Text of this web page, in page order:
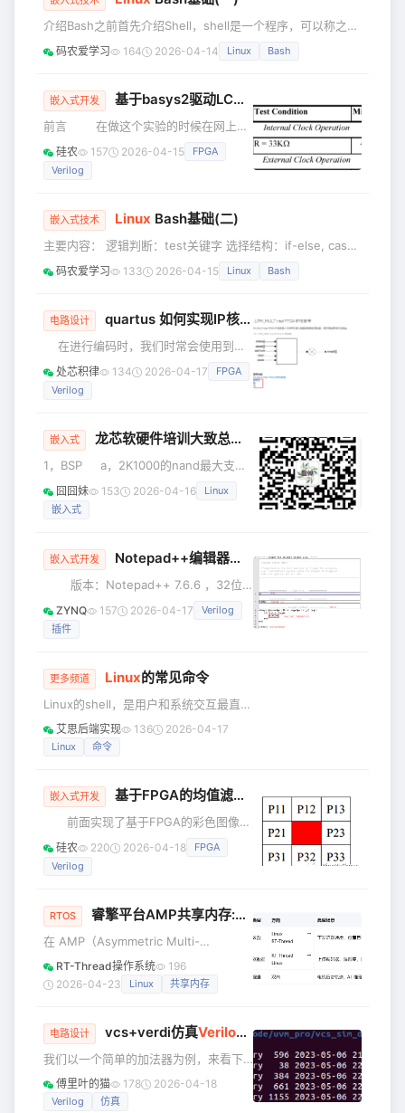
开始写代码之前，请务必建立这个思维模型： 软件程序：是
指令的序列，在CPU上按时间顺序执行。 硬件描述
介绍Bash之前首先介绍Shell，shell是一个程序，可以称之为
壳程序，用于用户与操作系统进行交互。用来区别与核，相当
于是一个命令解析器，Shell有很多中，这里列出其中几种 ：
KornSHell(ksh) zsh 各个shell的功能都差不太多，在某些语
法的下达下面有些区别，L
码农爱学习 164 2026-04-14 Linux Bash
嵌入式开发 基于basys2驱动LCDQC12864B的
前言 在做这个实验的时候在网上找
了许多资料，都是关于使用单片机驱动
LCD显示，确实用单片机驱动是要简单
不少，记得在FPGA学习交流群里问问题
教便是别在玩这个了，多看看关于FPGA
方面的书籍，比做这个单片机做的东西
价值强多了。现在想来确实，自从学习
FPGA以来，看过的书没有多少，只是想
下来，把算法推理一遍，下个板子实现
硅农 157 2026-04-15
FPGA
Verilog
嵌入式技术 Linux Bash基础(二)
主要内容： 逻辑判断：test关键字 选择结构：if-else, case
循环结构：while-do, for 逻辑判断 bash不仅可以进行数值
运算，通过test关键字还可以进行逻辑判断。 数值大小的判
意：判断成立，返回0，不成立返回1。 参数 含义 助记 -gt 大
于 greater tha
码农爱学习 133 2026-04-15 Linux Bash
电路设计 quartus 如何实现IP核的参数化调用
在进行编码时，我们时常会使用到乘
法器，除法器，等较复杂功能模块，为
此fpga vendor设计定制了IP核，用户通
过调用IP核来实现所需功能，耗费资源少
码过程期望通过参数化的方式调用IP核。
例如IP的位宽，时延，部分关键特性期望
可以通过参数调用的方式实现，而不是
通过打开GUI界面通过手动选择的方式实
现。其实实现方式很简单。首先通过手
处芯积律 134 2026-04-17
FPGA
Verilog
嵌入式 龙芯软硬件培训大致总结 - day2
1，BSP a，2K1000的nand最大支持
单片16GB，控制器最好选用SLC类型的
FLASH操作。 b，2K1000的can接口
支持配合修改。 c，HEAT，高可靠时
钟，提供周期性中断，主要是为了解决
查看CPU资源使用情况。 d，PCIE中
断号：PCIE设备中断号根据PCIE的插槽
号确定
囧囧妹 153 2026-04-16
Linux
嵌入式
嵌入式开发 Notepad++编辑器—— Verilog、代码片段、直
版本：Notepad++ 7.6.6 ，32位
//
//== 安装与Verilog设置
//
ZYNQ 157 2026-04-17
Verilog
插件
更多频道 Linux的常见命令
Linux的shell，是用户和系统交互最直
接、最有效的方式，没有之一！ 前文我
们提到的shll不同版本，在经过演化和遴
建命令。 当然，tcsh从理论上讲也就是
当前shell得一个提供者，但是linux系统
里不只是tcsh，类似下面强大的awk就
不是tcsh带的，但是系统配置好了以
艾思后端实现 136 2026-04-17
Linux 命令
嵌入式开发 基于FPGA的均值滤波算法的实现
前面实现了基于FPGA的彩色图像转
灰度处理，减小了图像的体积，但是其
中还是存在许多噪声，会影响图像的边
缘检测，所以这一篇就要消除这些噪
理，为图像的边缘检测做好夯实基础。
椒盐噪声（salt &amp; pepper
noise）是数字图像的一个常见噪声，所
谓椒盐，椒就是黑，盐就是白，椒盐噪
声就是在图像上随机出现黑色白色的像
引
硅农 220 2026-04-18
FPGA
Verilog
RTOS 睿擎平台AMP共享内存:Linux 与 RT-Thread 高速
在 AMP（Asymmetric Multi-
Processing，非对称多处理）混合部署
架构中，Linux 和 RT-Thread 运行在同
核心问题。 上一篇文章介绍了 DSMC 总
线方案，适合与 FPGA 等外部设备高速
通信。今天我们聚焦另一个场景——睿
擎平台 AMP 共享内存（SHM）通信，
介绍 RC3562 平台如何利用芯
RT-Thread操作系统
196
2026-04-23
Linux 共享内存
电路设计 vcs+verdi仿真Verilog 代码
我们以一个简单的加法器为例，来看下
如何用vcs+verdi仿真Verilog文件并查
看波形。 源文件内容如下： //adder.v
傅里叶的猫 178 2026-04-18
Verilog 仿真